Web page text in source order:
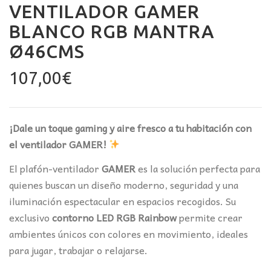
VENTILADOR GAMER
BLANCO RGB MANTRA
Ø46CMS
107,00€
¡Dale un toque gaming y aire fresco a tu habitación con
el ventilador GAMER!
El plafón-ventiladorGAMERes la solución perfecta para
quienes buscan un diseño moderno, seguridad y una
iluminación espectacular en espacios recogidos. Su
exclusivocontorno LED RGB Rainbowpermite crear
ambientes únicos con colores en movimiento, ideales
para jugar, trabajar o relajarse.